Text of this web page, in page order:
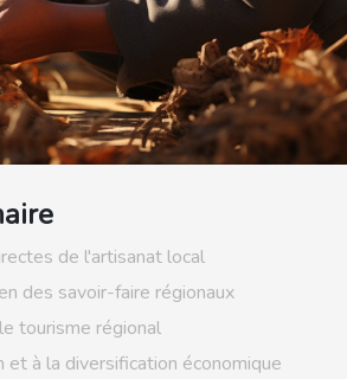
de l'artisanat local
des savoir-faire régionaux
tourisme régional
et à la diversification économique